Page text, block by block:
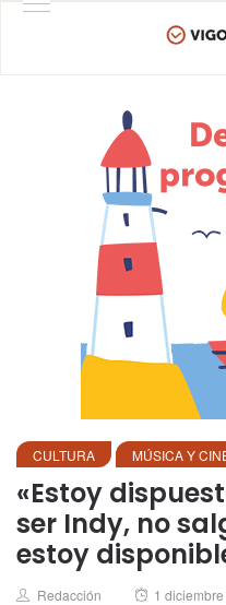
CULTURA MÚSICA Y
«Estoy
ser Indy, no
estoy
Author
Redacción
Posted
1 diciembre